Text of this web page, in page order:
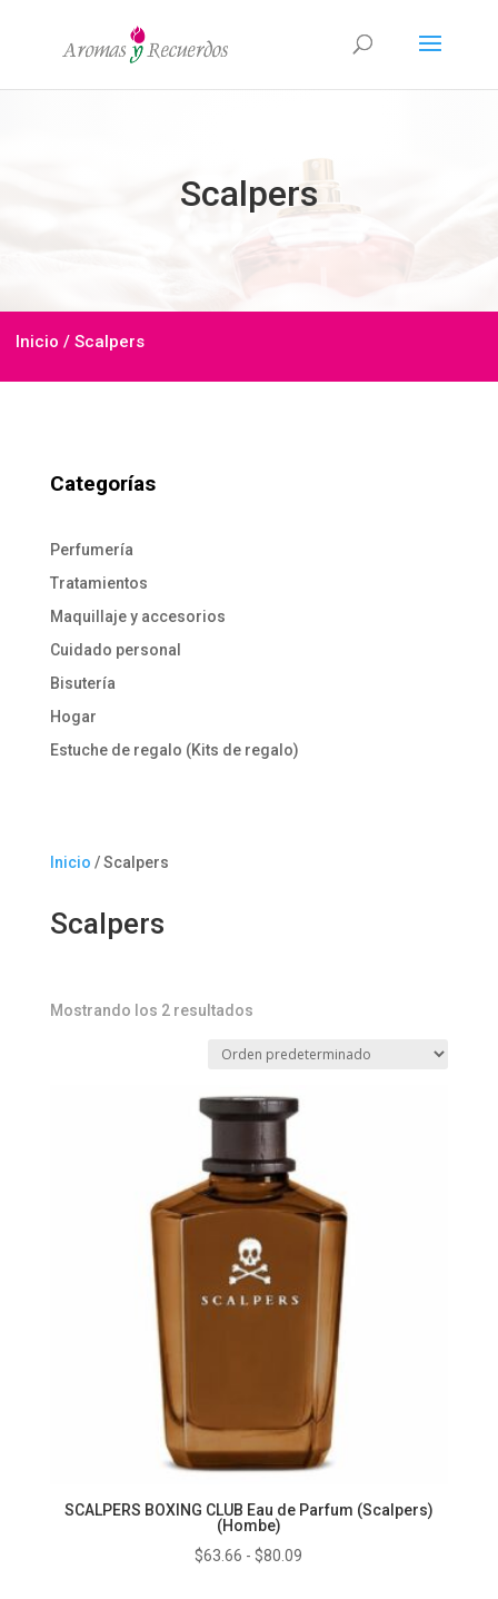
Scalpers
Inicio / Scalpers
Categorías
Perfumería
Tratamientos
Maquillaje y accesorios
Cuidado personal
Bisutería
Hogar
Estuche de regalo (Kits de regalo)
Inicio / Scalpers
Scalpers
Mostrando los 2 resultados
SCALPERS BOXING CLUB Eau de Parfum (Scalpers)
(Hombe)
$63.66 - $80.09